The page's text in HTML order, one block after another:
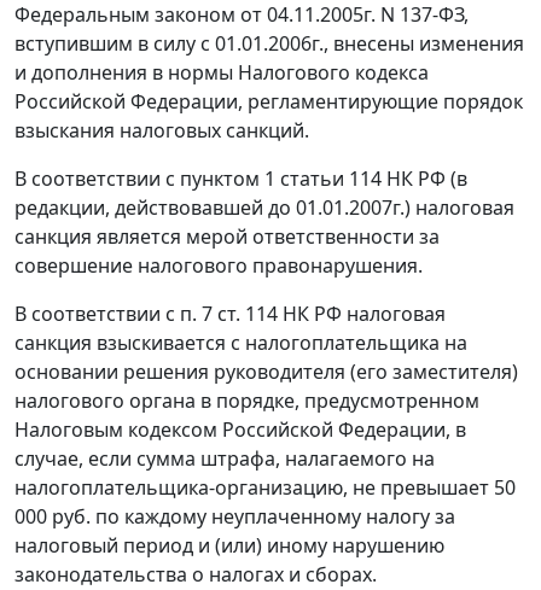
Федеральным законом от 04.11.2005г. N 137-ФЗ,
вступившим в силу с 01.01.2006г., внесены изменения
и дополнения в нормы Налогового кодекса
Российской Федерации, регламентирующие порядок
взыскания налоговых санкций.
В соответствии с пунктом 1 статьи 114 НК РФ (в
редакции, действовавшей до 01.01.2007г.) налоговая
санкция является мерой ответственности за
совершение налогового правонарушения.
В соответствии с п. 7 ст. 114 НК РФ налоговая
санкция взыскивается с налогоплательщика на
основании решения руководителя (его заместителя)
налогового органа в порядке, предусмотренном
Налоговым кодексом Российской Федерации, в
случае, если сумма штрафа, налагаемого на
налогоплательщика-организацию, не превышает 50
000 руб. по каждому неуплаченному налогу за
налоговый период и (или) иному нарушению
законодательства о налогах и сборах.